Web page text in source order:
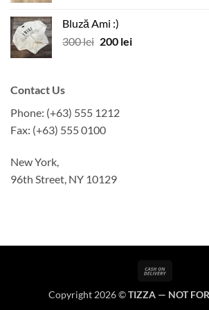
fost:
300 lei.
Bluză Ami :)
300lei Prețul
200 leiPrețul
Contact Us
Phone: (+63) 555 1212
Fax: (+63) 555 0100
New York,
96th Street, NY 10129
Delivery
Copyright 2026 ©TIZZA — NOT